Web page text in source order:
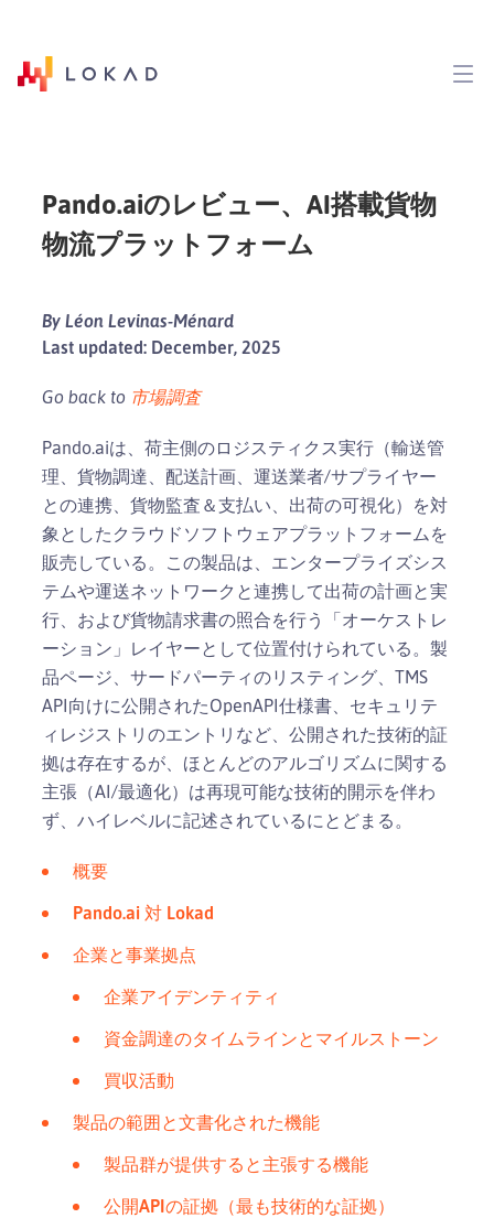
Pando.aiのレビュー、AI搭載貨物
物流プラットフォーム
By Léon Levinas-Ménard
Last updated: December, 2025
Go back to 市場調査
Pando.aiは、荷主側のロジスティクス実行（輸送管
理、貨物調達、配送計画、運送業者/サプライヤー
との連携、貨物監査＆支払い、出荷の可視化）を対
象としたクラウドソフトウェアプラットフォームを
販売している。この製品は、エンタープライズシス
テムや運送ネットワークと連携して出荷の計画と実
行、および貨物請求書の照合を行う「オーケストレ
ーション」レイヤーとして位置付けられている。製
品ページ、サードパーティのリスティング、TMS
API向けに公開されたOpenAPI仕様書、セキュリテ
ィレジストリのエントリなど、公開された技術的証
拠は存在するが、ほとんどのアルゴリズムに関する
主張（AI/最適化）は再現可能な技術的開示を伴わ
ず、ハイレベルに記述されているにとどまる。
概要
Pando.ai 対 Lokad
企業と事業拠点
企業アイデンティティ
資金調達のタイムラインとマイルストーン
買収活動
製品の範囲と文書化された機能
製品群が提供すると主張する機能
公開APIの証拠（最も技術的な証拠）